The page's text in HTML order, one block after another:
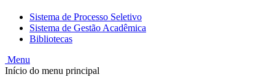
Sistema de Processo Seletivo
Sistema de Gestão Acadêmica
Bibliotecas
Menu
Início do menu principal